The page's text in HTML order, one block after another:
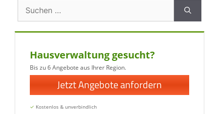
nach:
Hausverwaltung gesucht?
Bis zu 6 Angebote aus Ihrer Region.
Jetzt Angebote anfordern
✓ Kostenlos & unverbindlich